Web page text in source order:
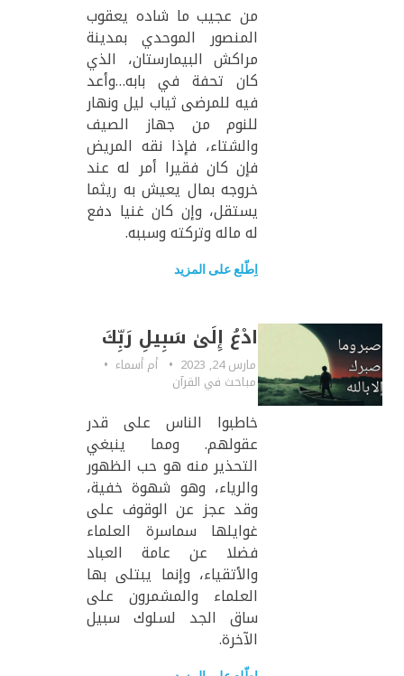
من عجيب ما شاده يعقوب
المنصور الموحدي بمدينة
مراكش البيمارستان، الذي
كان تحفة في بابه…وأعد
فيه للمرضى ثياب ليل ونهار
للنوم من جهاز الصيف
والشتاء، فإذا نقه المريض
فإن كان فقيرا أمر له عند
خروجه بمال يعيش به ريثما
يستقل، وإن كان غنيا دفع
له ماله وتركته وسببه.
اِطّلع على المزيد
ادْعُ إِلَىٰ سَبِيلِ رَبِّكَ
مارس 24, 2023 أم أسماء
مباحث في القرآن
خاطبوا الناس على قدر
عقولهم. ومما ينبغي
التحذير منه هو حب الظهور
والرياء، وهو شهوة خفية،
وقد عجز عن الوقوف على
غوايلها سماسرة العلماء
فضلا عن عامة العباد
والأتقياء، وإنما يبتلى بها
العلماء والمشمرون على
ساق الجد لسلوك سبيل
الآخرة.